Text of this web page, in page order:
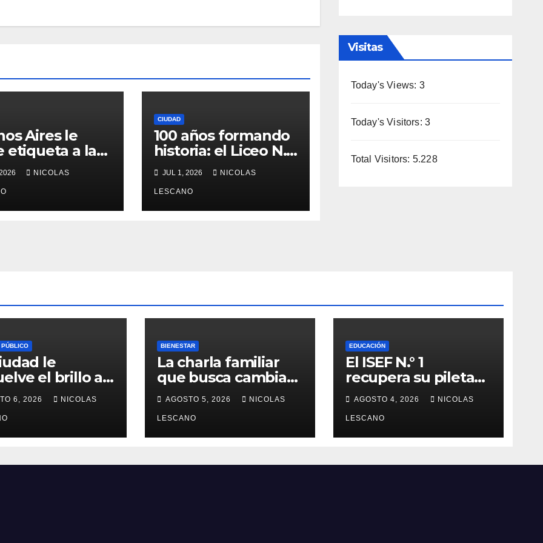
Aires le
etiqueta a la
así
el nuevo
que va a
NICOLAS
CIUDAD
100 años formando
historia: el Liceo N.°
2 “Amancio Alcorta”
celebró su
centenario
JUL 1, 2026 NICOLAS
LESCANO
Visitas
Today's Views: 3
Today's Visitors:3
Total Visitors: 5.228
PÚBLICO
le
el brillo a
del
en Plaza
6, 2026 NICOLAS
BIENESTAR
La charla familiar
que busca cambiar
la forma en que
educamos a
nuestros hijos sobre
el dinero
AGOSTO 5, 2026 NICOLAS
LESCANO
EDUCACIÓN
El ISEF N.° 1
recupera su pileta
después de años: la
obra ya supera el
50% y cambia la
formación de miles
AGOSTO 4, 2026 NICOLAS
LESCANO